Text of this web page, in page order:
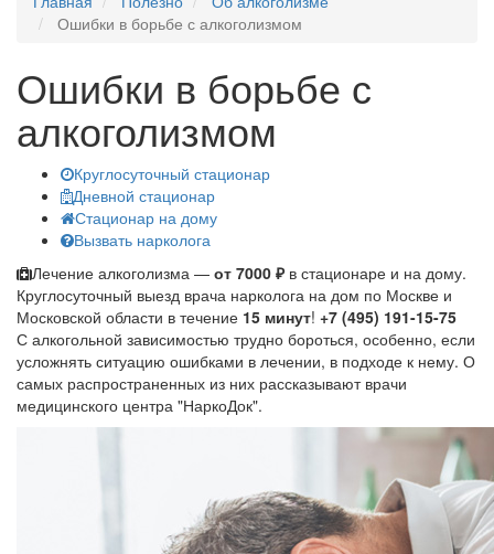
Ошибки в борьбе с алкоголизмом
Ошибки в борьбе с
алкоголизмом
Круглосуточный стационар
Дневной стационар
Стационар на дому
Вызвать нарколога
Лечение алкоголизма — от 7000 ₽в стационаре и на дому.
Круглосуточный выезд врача нарколога на дом по Москве и
Московской области в течение 15 минут! +7 (495) 191-15-75
С алкогольной зависимостью трудно бороться, особенно, если
усложнять ситуацию ошибками в лечении, в подходе к нему. О
самых распространенных из них рассказывают врачи
медицинского центра "НаркоДок".